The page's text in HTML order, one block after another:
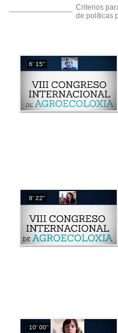
Criterios
de políticas
6' 15''
8' 22''
10' 00''